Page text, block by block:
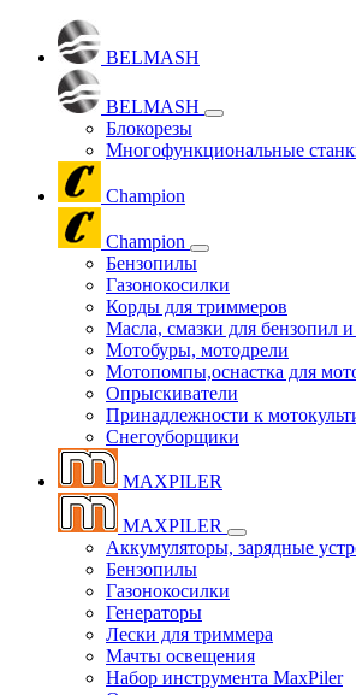
BELMASH
BELMASH
Блокорезы
Многофункциональные
Champion
Champion
Бензопилы
Газонокосилки
Корды для триммеров
Масла, смазки для бензопил и
Мотобуры, мотодрели
Мотопомпы,оснастка для
Опрыскиватели
Принадлежности к
Снегоуборщики
MAXPILER
MAXPILER
Аккумуляторы, зарядные
Бензопилы
Газонокосилки
Генераторы
Лески для триммера
Мачты освещения
Набор инструмента MaxPiler